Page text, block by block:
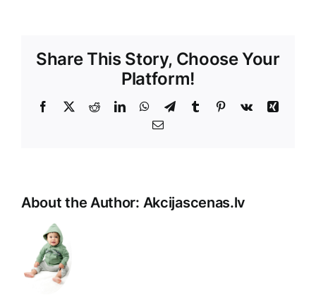
Share This Story, Choose Your
Platform!
Facebook
X RedditLinkedInWhatsApp
TelegramTumblr Pinterest
Vk
Xing
E-
About the Author: Akcijascenas.lv